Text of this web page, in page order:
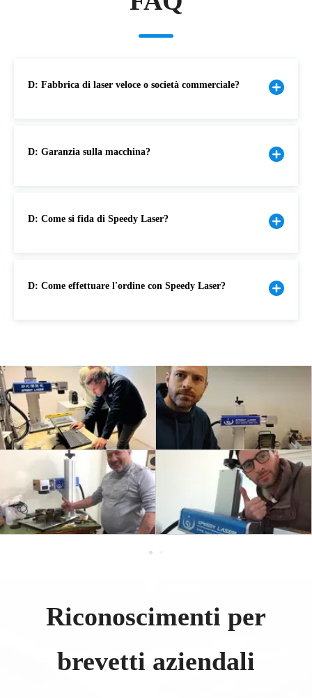
D: Fabbrica di laser veloce o società commerciale?
D: Garanzia sulla macchina?
D: Come si fida di Speedy Laser?
D: Come effettuare l'ordine con Speedy Laser?
Riconoscimenti per
brevetti aziendali​​​​​​​